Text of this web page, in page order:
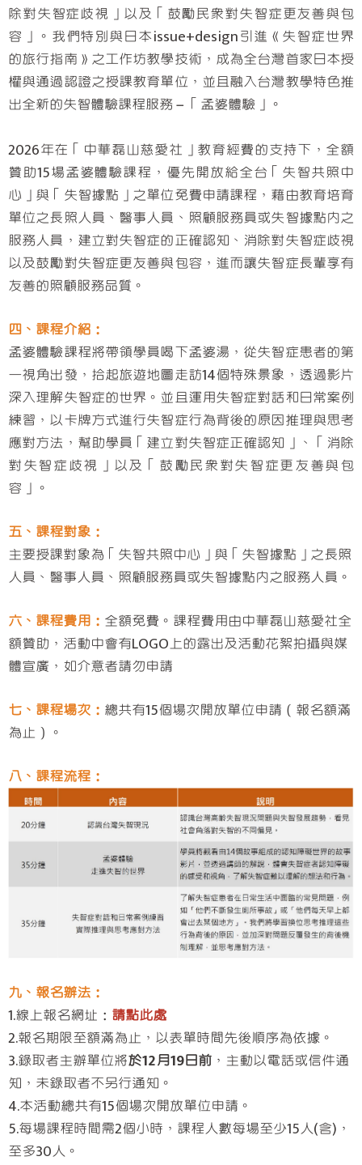
除對失智症歧視」以及「鼓勵民眾對失智症更友善與包
容」。我們特別與日本issue+design引進《失智症世界
的旅行指南》之工作坊教學技術，成為全台灣首家日本授
權與通過認證之授課教育單位，並且融入台灣教學特色推
出全新的失智體驗課程服務－「孟婆體驗」。
2026年在「中華磊山慈愛社」教育經費的支持下，全額
贊助15場孟婆體驗課程，優先開放給全台「失智共照中
心」與「失智據點」之單位免費申請課程，藉由教育培育
單位之長照人員、醫事人員、照顧服務員或失智據點內之
服務人員，建立對失智症的正確認知、消除對失智症歧視
以及鼓勵對失智症更友善與包容，進而讓失智症長輩享有
友善的照顧服務品質。
四、課程介紹：
孟婆體驗課程將帶領學員喝下孟婆湯，從失智症患者的第
一視角出發，拾起旅遊地圖走訪14個特殊景象，透過影片
深入理解失智症的世界。並且運用失智症對話和日常案例
練習，以卡牌方式進行失智症行為背後的原因推理與思考
應對方法，幫助學員「建立對失智症正確認知」、「消除
對失智症歧視」以及「鼓勵民眾對失智症更友善與包
容」。
五、課程對象：
主要授課對象為「失智共照中心」與「失智據點」之長照
人員、醫事人員、照顧服務員或失智據點內之服務人員。
六、課程費用： 全額免費。課程費用由中華磊山慈愛社全
額贊助，活動中會有LOGO上的露出及活動花絮拍攝與媒
體宣廣，如介意者請勿申請
七、課程場次： 總共有15個場次開放單位申請（報名額滿
為止）。
八、課程流程：
九、報名辦法：
1.線上報名網址： 請點此處
2.報名期限至額滿為止，以表單時間先後順序為依據。
3.錄取者主辦單位將於12月19日前 ，主動以電話或信件通
知，未錄取者不另行通知。
4.本活動總共有15個場次開放單位申請。
5.每場課程時間需2個小時，課程人數每場至少15人(含)，
至多30人。